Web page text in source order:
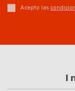
Acepto las